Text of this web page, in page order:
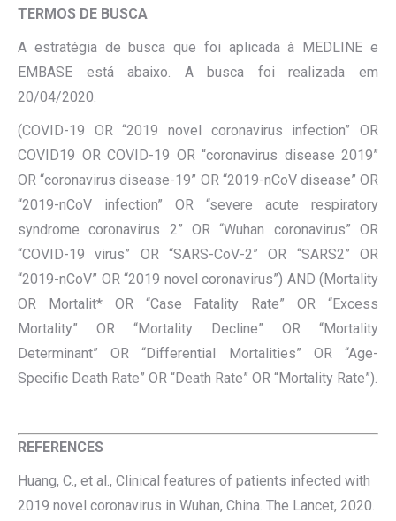
TERMOS DE BUSCA
A estratégia de busca que foi aplicada à MEDLINE e
EMBASE está abaixo. A busca foi realizada em
20/04/2020.
(COVID-19 OR “2019 novel coronavirus infection” OR
COVID19 OR COVID-19 OR “coronavirus disease 2019”
OR “coronavirus disease-19” OR “2019-nCoV disease” OR
“2019-nCoV infection” OR “severe acute respiratory
syndrome coronavirus 2” OR “Wuhan coronavirus” OR
“COVID-19 virus” OR “SARS-CoV-2” OR “SARS2” OR
“2019-nCoV” OR “2019 novel coronavirus”) AND (Mortality
OR Mortalit* OR “Case Fatality Rate” OR “Excess
Mortality” OR “Mortality Decline” OR “Mortality
Determinant” OR “Differential Mortalities” OR “Age-
Specific Death Rate” OR “Death Rate” OR “Mortality Rate”).
REFERENCES
Huang, C., et al., Clinical features of patients infected with
2019 novel coronavirus in Wuhan, China. The Lancet, 2020.